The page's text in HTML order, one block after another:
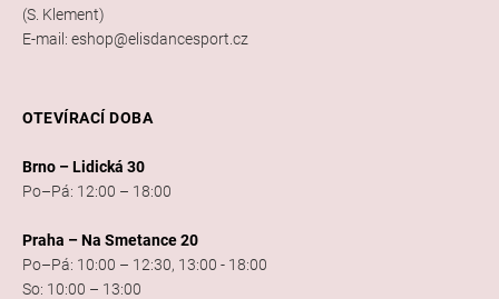
(S. Klement)
E-mail: eshop@elisdancesport.cz
OTEVÍRACÍ DOBA
Brno – Lidická 30
Po–Pá: 12:00 – 18:00
Praha – Na Smetance 20
Po–Pá: 10:00 – 12:30, 13:00 - 18:00
So: 10:00 – 13:00